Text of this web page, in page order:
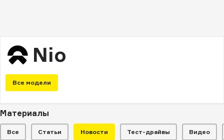
Nio
Все модели
Материалы
Все Статьи Новости Тест-драйвы Видео